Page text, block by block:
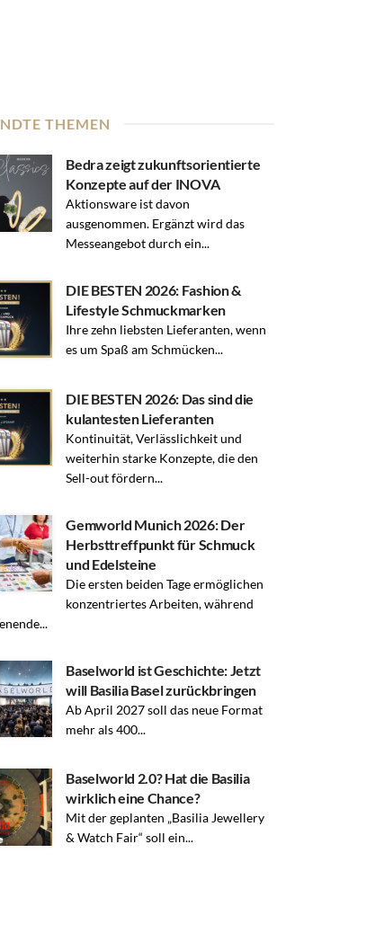
THEMEN
Bedra zeigt zukunftsorientierte
Konzepte auf der INOVA
Aktionsware ist davon
ausgenommen. Ergänzt wird das
Messeangebot durch ein...
DIE BESTEN 2026: Fashion &
Lifestyle Schmuckmarken
Ihre zehn liebsten Lieferanten, wenn
es um Spaß am Schmücken...
DIE BESTEN 2026: Das sind die
kulantesten Lieferanten
Kontinuität, Verlässlichkeit und
weiterhin starke Konzepte, die den
Sell-out fördern...
Gemworld Munich 2026: Der
Herbsttreffpunkt für Schmuck
und Edelsteine
Die ersten beiden Tage ermöglichen
konzentriertes Arbeiten, während
Baselworld ist Geschichte: Jetzt
will Basilia Basel zurückbringen
Ab April 2027 soll das neue Format
mehr als 400...
Baselworld 2.0? Hat die Basilia
wirklich eine Chance?
Mit der geplanten „Basilia Jewellery
& Watch Fair“ soll ein...